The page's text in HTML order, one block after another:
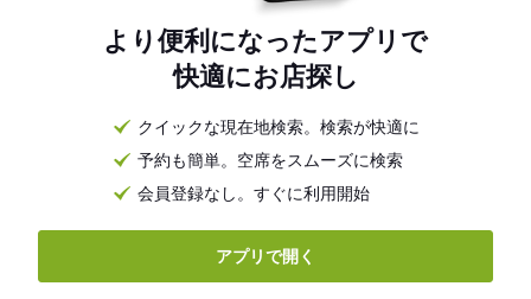
より便利になったアプリで
快適にお店探し
クイックな現在地検索。検索が快適に
予約も簡単。空席をスムーズに検索
会員登録なし。すぐに利用開始
アプリで開く